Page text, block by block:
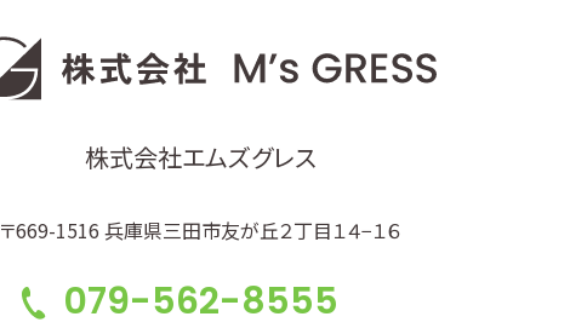
株式会社エムズグレス
〒669-1516 兵庫県三田市友が丘２丁目１４−１６
079-562-8555